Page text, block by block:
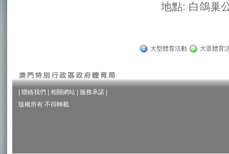
地點: 白鴿巢
大型體育活動 大眾體育
聯絡我們 相關網站 服務承諾
版權所有 不得轉載